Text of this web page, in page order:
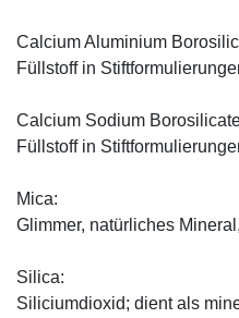
Calcium Aluminium
Füllstoff in
Calcium Sodium
Füllstoff in
Mica:
Glimmer, natürliches
Silica:
Siliciumdioxid; dient als